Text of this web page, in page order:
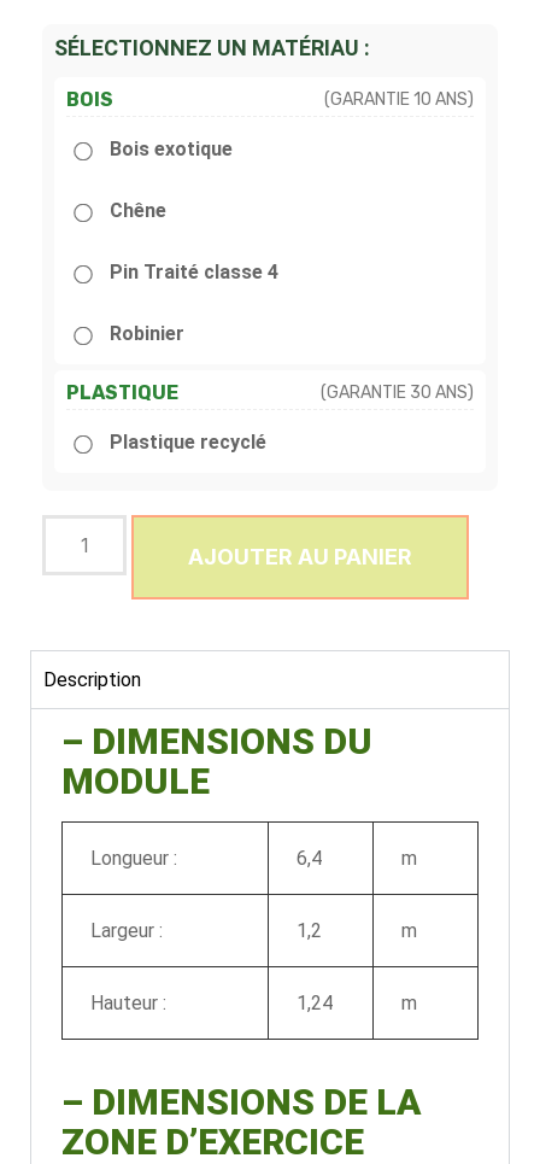
SÉLECTIONNEZ UN MATÉRIAU :
BOIS (GARANTIE 10 ANS)
Bois exotique
Chêne
Pin Traité classe 4
Robinier
PLASTIQUE (GARANTIE 30 ANS)
Plastique recyclé
AJOUTER AU PANIER
Description
– DIMENSIONS DU
MODULE
Longueur : 6,4 m
Largeur : 1,2 m
Hauteur : 1,24 m
– DIMENSIONS DE LA
ZONE D’EXERCICE